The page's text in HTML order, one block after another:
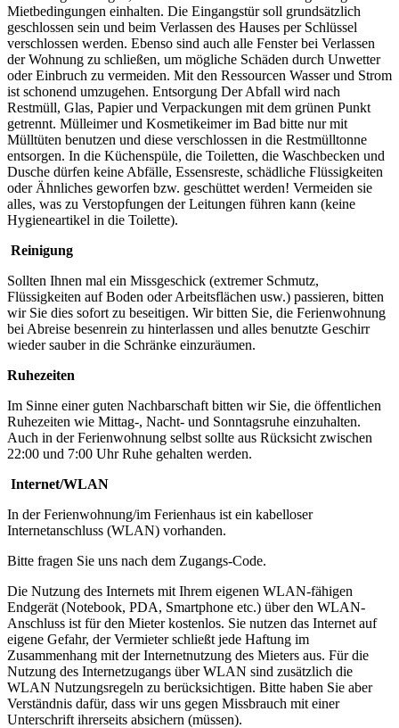
Mietbedingungen einhalten. Die Eingangstür soll grundsätzlich
geschlossen sein und beim Verlassen des Hauses per Schlüssel
verschlossen werden. Ebenso sind auch alle Fenster bei Verlassen
der Wohnung zu schließen, um mögliche Schäden durch Unwetter
oder Einbruch zu vermeiden. Mit den Ressourcen Wasser und Strom
ist schonend umzugehen. Entsorgung Der Abfall wird nach
Restmüll, Glas, Papier und Verpackungen mit dem grünen Punkt
getrennt. Mülleimer und Kosmetikeimer im Bad bitte nur mit
Mülltüten benutzen und diese verschlossen in die Restmülltonne
entsorgen. In die Küchenspüle, die Toiletten, die Waschbecken und
Dusche dürfen keine Abfälle, Essensreste, schädliche Flüssigkeiten
oder Ähnliches geworfen bzw. geschüttet werden! Vermeiden sie
alles, was zu Verstopfungen der Leitungen führen kann (keine
Hygieneartikel in die Toilette).
Reinigung
Sollten Ihnen mal ein Missgeschick (extremer Schmutz,
Flüssigkeiten auf Boden oder Arbeitsflächen usw.) passieren, bitten
wir Sie dies sofort zu beseitigen. Wir bitten Sie, die Ferienwohnung
bei Abreise besenrein zu hinterlassen und alles benutzte Geschirr
wieder sauber in die Schränke einzuräumen.
Ruhezeiten
Im Sinne einer guten Nachbarschaft bitten wir Sie, die öffentlichen
Ruhezeiten wie Mittag-, Nacht- und Sonntagsruhe einzuhalten.
Auch in der Ferienwohnung selbst sollte aus Rücksicht zwischen
22:00 und 7:00 Uhr Ruhe gehalten werden.
Internet/WLAN
In der Ferienwohnung/im Ferienhaus ist ein kabelloser
Internetanschluss (WLAN) vorhanden.
Bitte fragen Sie uns nach dem Zugangs-Code.
Die Nutzung des Internets mit Ihrem eigenen WLAN-fähigen
Endgerät (Notebook, PDA, Smartphone etc.) über den WLAN-
Anschluss ist für den Mieter kostenlos. Sie nutzen das Internet auf
eigene Gefahr, der Vermieter schließt jede Haftung im
Zusammenhang mit der Internetnutzung des Mieters aus. Für die
Nutzung des Internetzugangs über WLAN sind zusätzlich die
WLAN Nutzungsregeln zu berücksichtigen. Bitte haben Sie aber
Verständnis dafür, dass wir uns gegen Missbrauch mit einer
Unterschrift ihrerseits absichern (müssen).